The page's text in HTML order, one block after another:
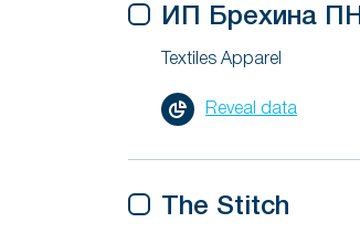
ИП Брехина ПН
Textiles Apparel
Reveal data
The Stitch